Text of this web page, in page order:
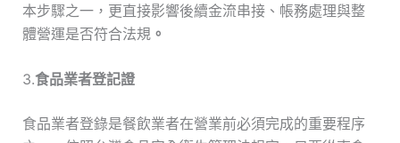
本步驟之一，更直接影響後續金流串接、帳務處理與整
體營運是否符合法規。
3.食品業者登記證
食品業者登錄是餐飲業者在營業前必須完成的重要程序